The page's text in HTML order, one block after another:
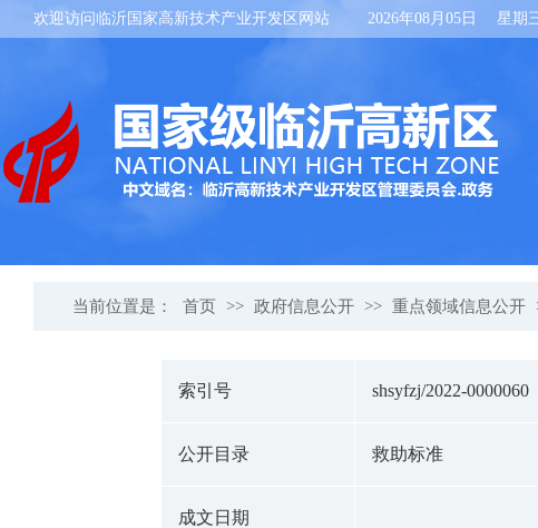
欢迎访问临沂国家高新技术产业开发区网站 2026年08月05日 星期
当前位置是： 首页 >> 政府信息公开 >> 重点领域信息公开
索引号 shsyfzj/2022-0000060
公开目录 救助标准
成文日期